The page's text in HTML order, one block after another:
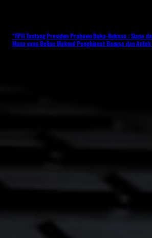
*FPII Tantang Presiden Prabowo Buka-Bukaan : Siapa
Mana yang Beliau Maksud Penghianat Bangsa dan